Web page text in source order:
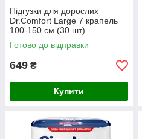
Підгузки для дорослих
Dr.Comfort Large 7 крапель
100-150 см (30 шт)
Готово до відправки
649 ₴
Купити